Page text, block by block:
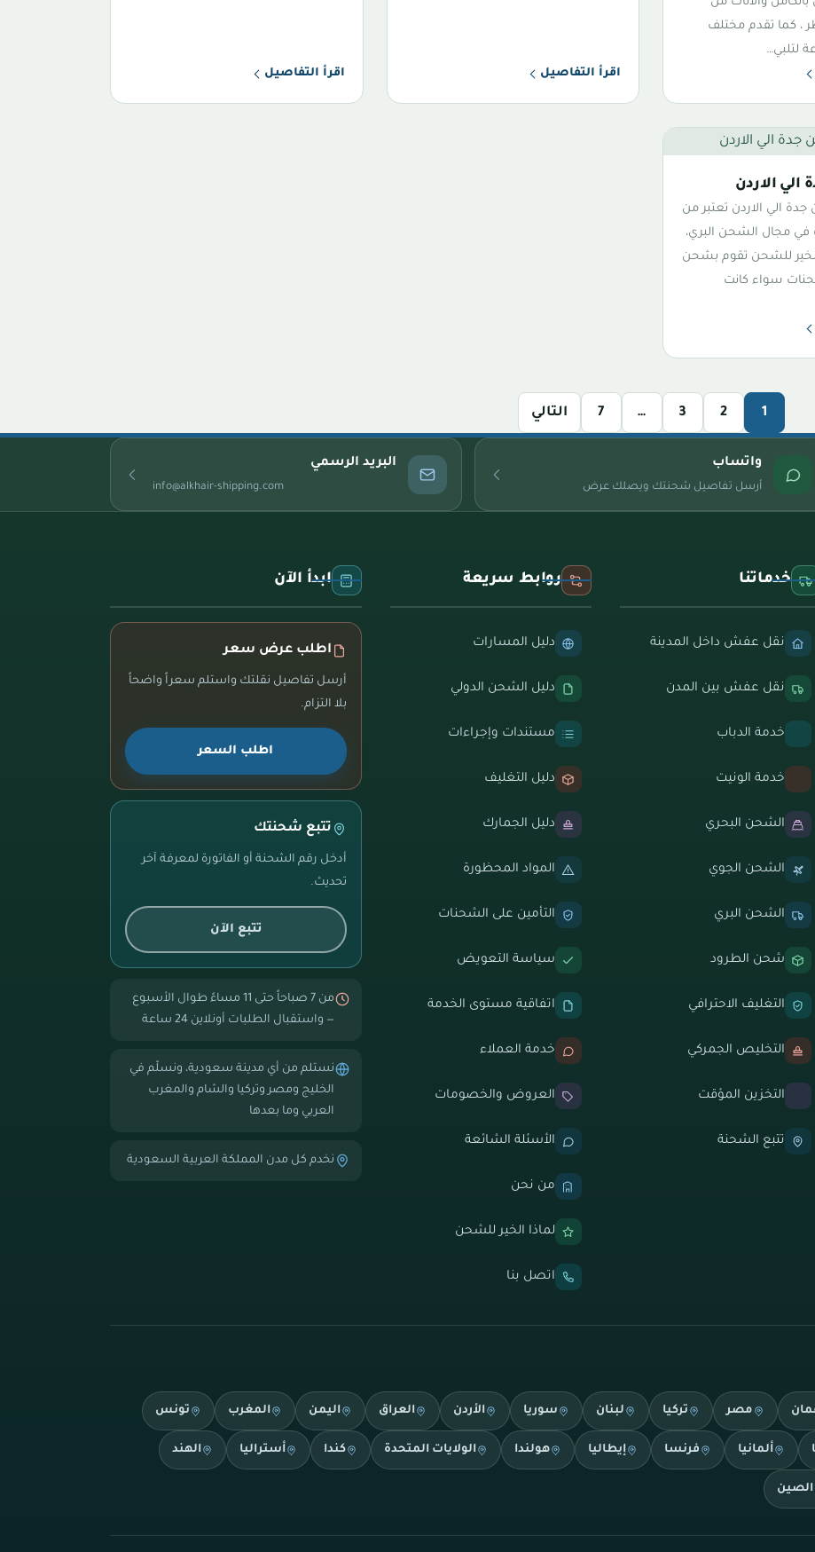
، كما تقدم مختلف
لتلبي…
اقرأ التفاصيل اقرأ التفاصيل
الاردن
الي الاردن تعتبر من
في مجال الشحن البري،
للشحن تقوم بشحن
سواء كانت
1
2
3
…
7 التالي
واتساب
أرسل تفاصيل شحنتك ويصلك عرض
البريد الرسمي
info@alkhair-shipping.com
خدماتنا
نقل عفش داخل المدينة
نقل عفش بين المدن
خدمة الدباب
خدمة الونيت
الشحن البحري
الشحن الجوي
الشحن البري
شحن الطرود
التغليف الاحترافي
التخليص الجمركي
التخزين المؤقت
تتبع الشحنة
روابط سريعة
دليل المسارات
دليل الشحن الدولي
مستندات وإجراءات
دليل التغليف
دليل الجمارك
المواد المحظورة
التأمين على الشحنات
سياسة التعويض
اتفاقية مستوى الخدمة
خدمة العملاء
العروض والخصومات
الأسئلة الشائعة
من نحن
لماذا الخير للشحن
اتصل بنا
ابدأ الآن
اطلب عرض سعر
أرسل تفاصيل نقلتك واستلم سعراً واضحاً
بلا التزام.
اطلب السعر
تتبع شحنتك
أدخل رقم الشحنة أو الفاتورة لمعرفة آخر
تحديث.
تتبع الآن
من 7 صباحاً حتى 11 مساءً طوال الأسبوع
— واستقبال الطلبات أونلاين 24 ساعة
نستلم من أي مدينة سعودية، ونسلّم في
الخليج ومصر وتركيا والشام والمغرب
العربي وما بعدها
نخدم كل مدن المملكة العربية السعودية
مصر تركيا لبنان سوريا الأردن العراق اليمن المغرب تونس
ألمانيا فرنسا إيطاليا هولندا الولايات المتحدة كندا أستراليا الهند
الصين